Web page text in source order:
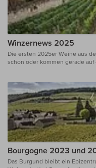
Winzernews 2025
Die ersten 2025er Weine aus
schon oder kommen gerade auf
Bourgogne 2023 und
Das Burgund bleibt ein